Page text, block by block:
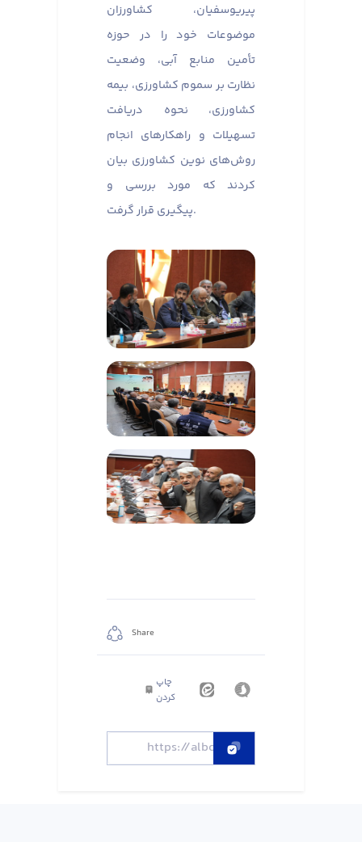
پیریوسفیان، کشاورزان
موضوعات خود را در حوزه
تأمین منابع آبی، وضعیت
نظارت بر سموم کشاورزی، بیمه
کشاورزی، نحوه دریافت
تسهیلات و راهکارهای انجام
روش‌های نوین کشاورزی بیان
کردند که مورد بررسی و
پیگیری قرار گرفت.
Share
چاپ
کردن